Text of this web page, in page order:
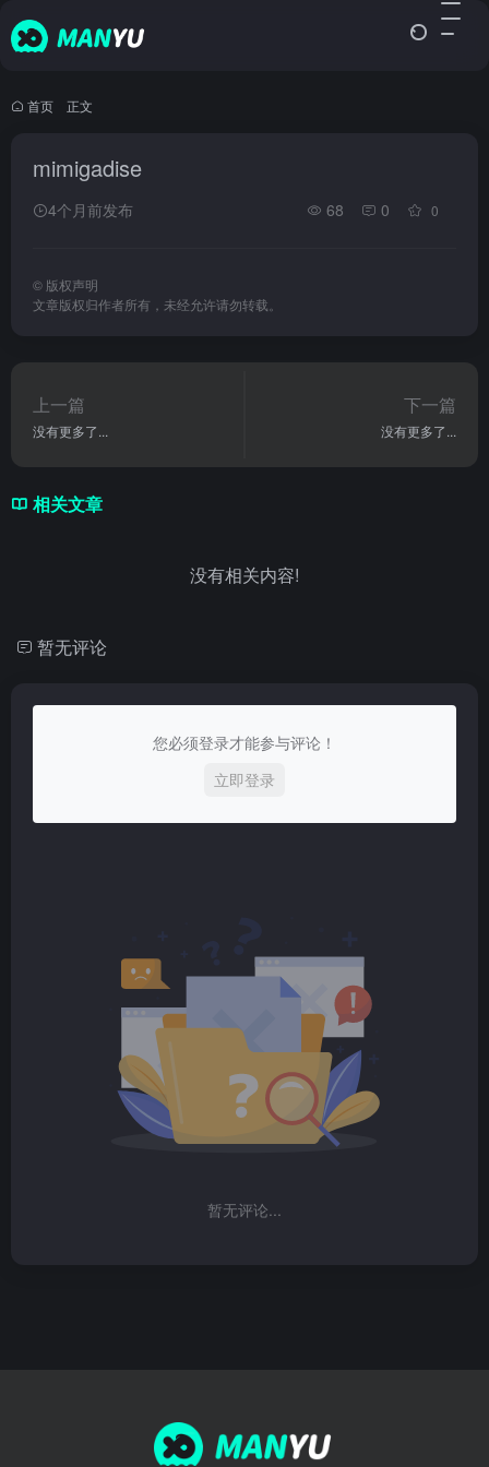
首页 正文
mimigadise
4个月前发布 68 0 0
© 版权声明
文章版权归作者所有，未经允许请勿转载。
上一篇
没有更多了...
下一篇
没有更多了...
相关文章
没有相关内容!
暂无评论
您必须登录才能参与评论！
立即登录
暂无评论...